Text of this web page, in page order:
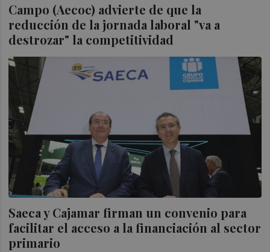
Campo (Aecoc) advierte de que la
reducción de la jornada laboral "va a
destrozar" la competitividad
Saeca y Cajamar firman un convenio para
facilitar el acceso a la financiación al sector
primario